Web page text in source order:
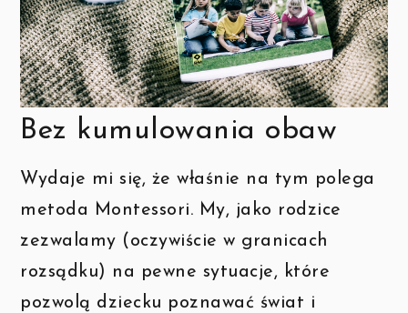
Bez kumulowania obaw
Wydaje mi się, że właśnie na tym polega
metoda Montessori. My, jako rodzice
zezwalamy (oczywiście w granicach
rozsądku) na pewne sytuacje, które
pozwolą dziecku poznawać świat i